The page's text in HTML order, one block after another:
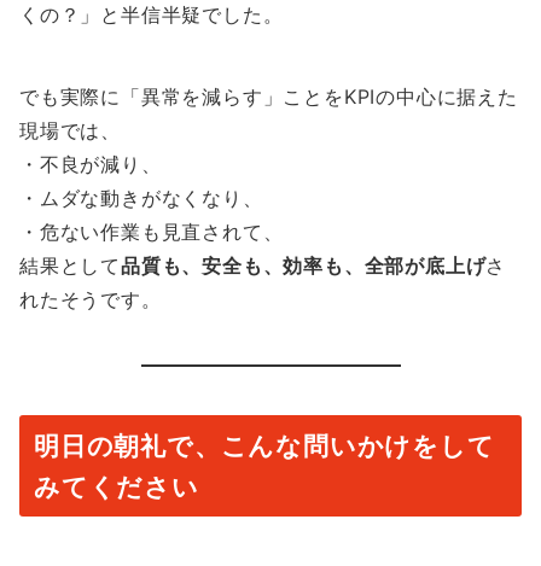
くの？」と半信半疑でした。
でも実際に「異常を減らす」ことをKPIの中心に据えた
現場では、
・不良が減り、
・ムダな動きがなくなり、
・危ない作業も見直されて、
結果として品質も、安全も、効率も、全部が底上げさ
れたそうです。
明日の朝礼で、こんな問いかけをして
みてください